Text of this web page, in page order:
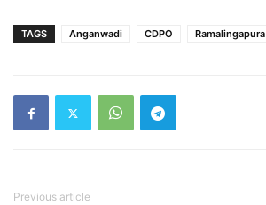
TAGS Anganwadi CDPO Ramalingapura
Previous article